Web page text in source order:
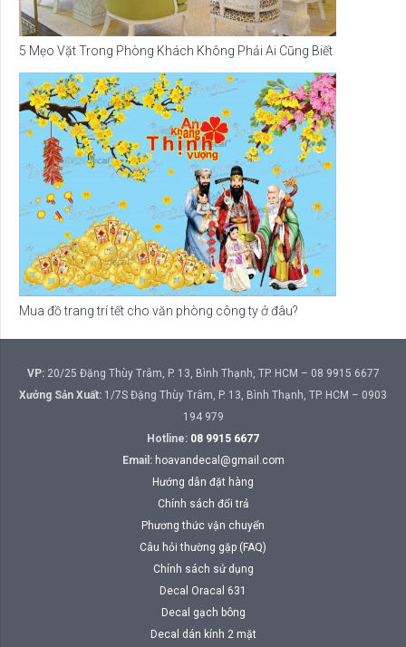
5 Mẹo Vặt Trong Phòng Khách Không Phải Ai Cũng Biết
Mua đồ trang trí tết cho văn phòng công ty ở đâu?
VP:20/25 Đặng Thùy Trâm, P. 13, Bình Thạnh, TP. HCM – 08 9915 6677
Xưởng Sản Xuất: 1/7S Đặng Thùy Trâm, P. 13, Bình Thạnh, TP. HCM – 0903
194 979
Hotline: 08 9915 6677
Email: hoavandecal@gmail.com
Hướng dẫn đặt hàng
Chính sách đổi trả
Phương thức vận chuyển
Câu hỏi thường gặp (FAQ)
Chính sách sử dụng
Decal Oracal 631
Decal gạch bông
Decal dán kính 2 mặt